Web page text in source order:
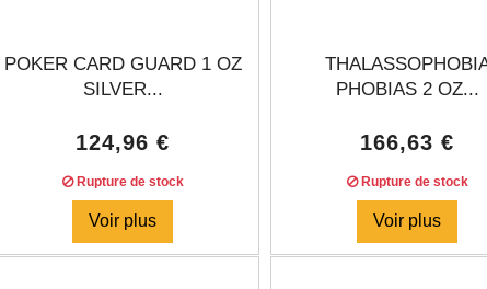
POKER CARD GUARD 1 OZ
SILVER...
124,96 €
Rupture de stock
Voir plus
PHOBIAS 2 OZ...
166,63 €
Rupture de stock
Voir plus